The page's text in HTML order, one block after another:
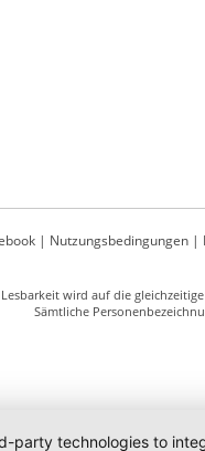
| Nutzungsbedingungen|
wird auf die
Sämtliche
party technologies to